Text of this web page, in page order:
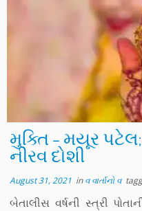
મુક્તિ – મયૂર
નીરવ દોશી
August 31, 2021 inવ વાર્તાનો વ
બેતાલીસ વર્ષની સ્ત્રી